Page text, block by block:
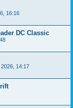
16:16
DC Classic
14:17